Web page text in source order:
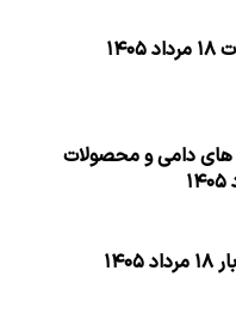
های دامی و محصولات